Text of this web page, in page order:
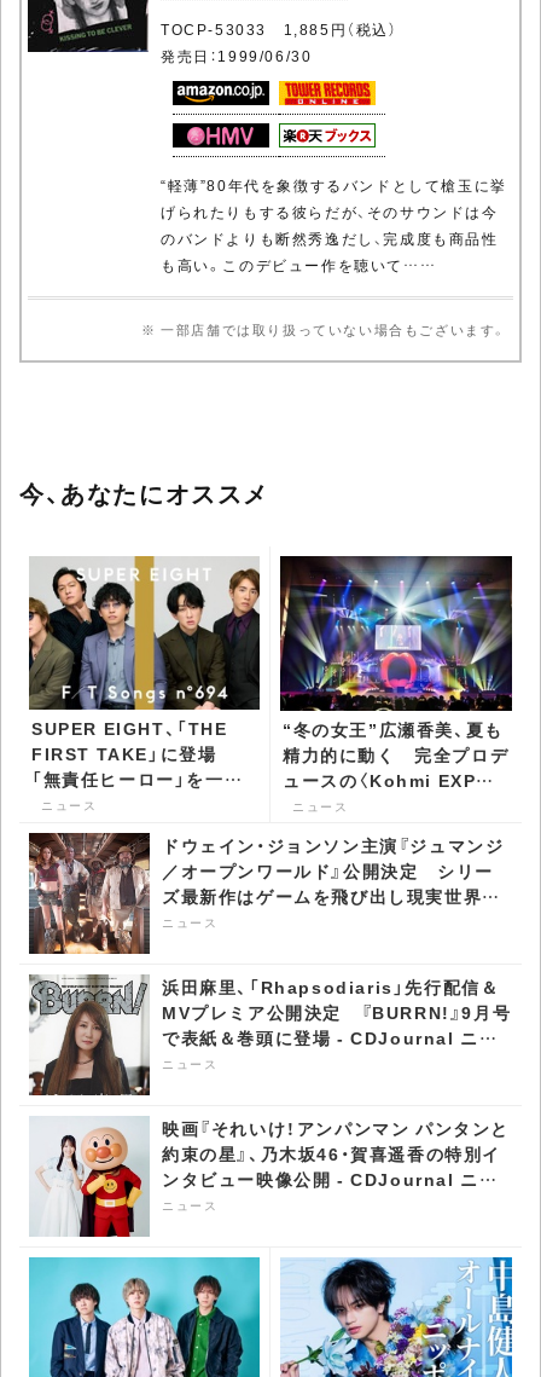
TOCP-53033 1,885円（税込）
発売日：1999/06/30
“軽薄”80年代を象徴するバンドとして槍玉に挙
げられたりもする彼らだが、そのサウンドは今
のバンドよりも断然秀逸だし、完成度も商品性
も高い。このデビュー作を聴いて……
※ 一部店舗では取り扱っていない場合もございます。
今、あなたにオススメ
SUPER EIGHT、「THE
FIRST TAKE」に登場
「無責任ヒーロー」を一発
撮りパフォーマンス -
CDJournal ニュース
ニュース
“冬の女王”広瀬香美、夏も
精力的に動く 完全プロデ
ュースの〈Kohmi EXPO
2026〉公式サイトオープ
ン - CDJournal ニュース
ニュース
ドウェイン・ジョンソン主演『ジュマンジ
／オープンワールド』公開決定 シリー
ズ最新作はゲームを飛び出し現実世界へ
- CDJournal ニュース
ニュース
浜田麻里、「Rhapsodiaris」先行配信＆
MVプレミア公開決定 『BURRN!』9月号
で表紙＆巻頭に登場 - CDJournal ニュ
ース
ニュース
映画『それいけ！アンパンマン パンタンと
約束の星』、乃木坂46・賀喜遥香の特別イ
ンタビュー映像公開 - CDJournal ニュ
ース
ニュース